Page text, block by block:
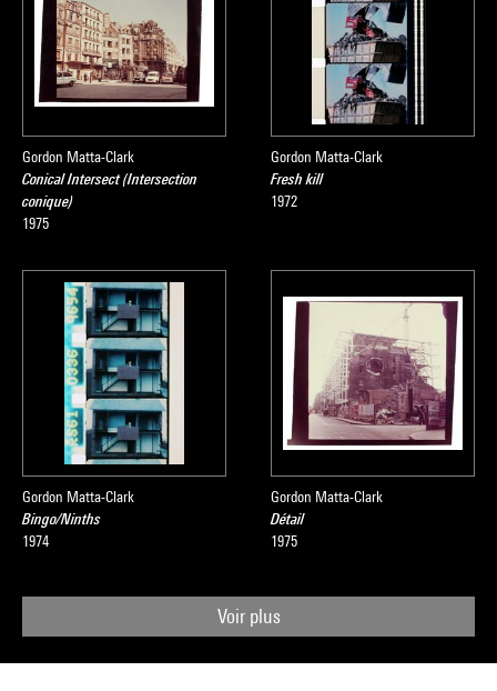
Gordon Matta-Clark
Conical Intersect (Intersection
conique)
1975
Gordon Matta-Clark
Fresh kill
1972
Gordon Matta-Clark
Bingo/Ninths
1974
Gordon Matta-Clark
Détail
1975
Voir plus